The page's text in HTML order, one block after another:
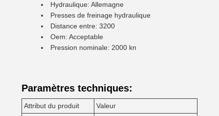
Hydraulique: Allemagne
Presses de freinage hydraulique
Distance entre: 3200
Oem: Acceptable
Pression nominale: 2000 kn
Paramètres techniques:
Attribut du produit
Valeur